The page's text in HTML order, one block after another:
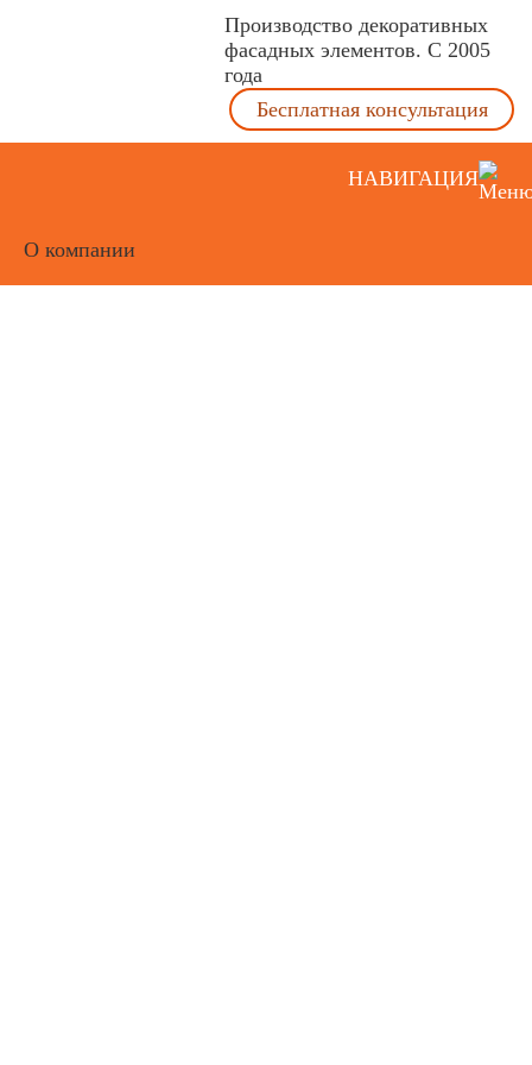
Производство декоративных
фасадных элементов. С 2005
года
Бесплатная консультация
НАВИГАЦИЯ
О компании